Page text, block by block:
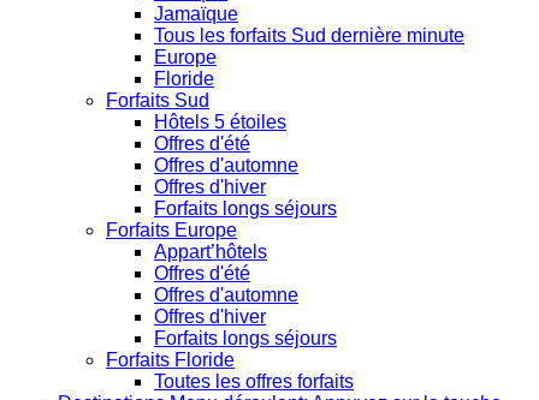
Jamaïque
Tous les forfaits Sud dernière minute
Europe
Floride
Forfaits Sud
Hôtels 5 étoiles
Offres d'été
Offres d'automne
Offres d'hiver
Forfaits longs séjours
Forfaits Europe
Appart’hôtels
Offres d'été
Offres d'automne
Offres d'hiver
Forfaits longs séjours
Forfaits Floride
Toutes les offres forfaits